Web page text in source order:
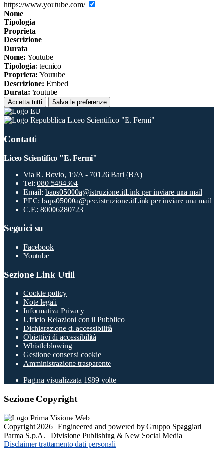
https://www.youtube.com/
Nome
Tipologia
Proprieta
Descrizione
Durata
Nome: Youtube
Tipologia: tecnico
Proprieta: Youtube
Descrizione: Embed
Durata: Youtube
Accetta tutti Salva le preferenze
Liceo Scientifico "E. Fermi"
Contatti
Liceo Scientifico "E. Fermi"
Via R. Bovio, 19/A - 70126 Bari (BA)
Tel: 080 5484304
Email: baps05000a@istruzione.itLink per inviare una mail
PEC: baps05000a@pec.istruzione.itLink per inviare una mail
C.F.: 80006280723
Seguici su
Facebook
Youtube
Sezione Link Utili
Cookie policy
Note legali
Informativa Privacy
Ufficio Relazioni con il Pubblico
Dichiarazione di accessibilità
Obiettivi di accessibilità
Whistleblowing
Gestione consensi cookie
Amministrazione trasparente
Pagina visualizzata 1989 volte
Sezione Copyright
Copyright 2026 | Engineered and powered by Gruppo Spaggiari
Parma S.p.A. | Divisione Publishing & New Social Media
Disclaimer trattamento dati personali